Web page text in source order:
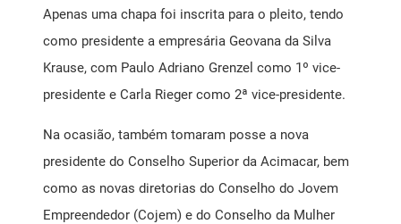
Apenas uma chapa foi inscrita para o pleito, tendo
como presidente a empresária Geovana da Silva
Krause, com Paulo Adriano Grenzel como 1º vice-
presidente e Carla Rieger como 2ª vice-presidente.
Na ocasião, também tomaram posse a nova
presidente do Conselho Superior da Acimacar, bem
como as novas diretorias do Conselho do Jovem
Empreendedor (Cojem) e do Conselho da Mulher